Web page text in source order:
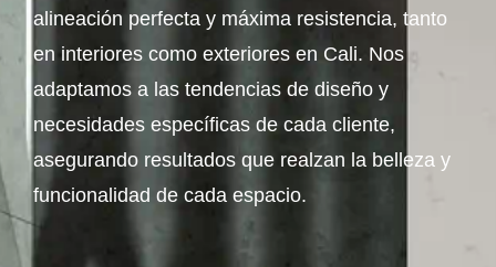
alineación perfecta y máxima resistencia, tanto
en interiores como exteriores en Cali. Nos
adaptamos a las tendencias de diseño y
necesidades específicas de cada cliente,
asegurando resultados que realzan la belleza y
funcionalidad de cada espacio.